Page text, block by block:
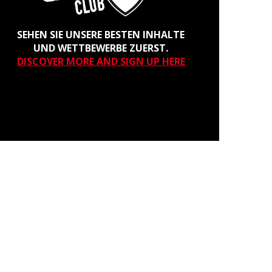
SEHEN SIE UNSERE BESTEN INHALTE
UND WETTBEWERBE ZUERST.
DISCOVER MORE AND SIGN UP HERE